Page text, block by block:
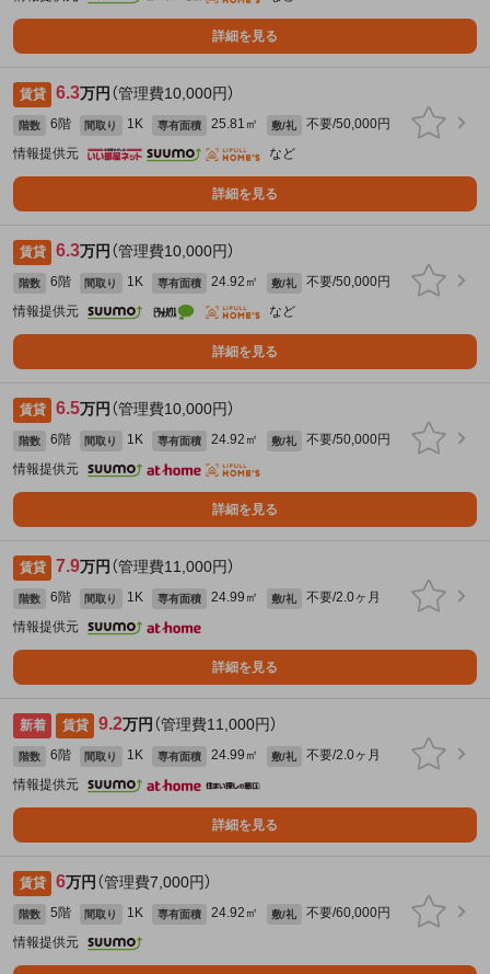
詳細を見る
賃貸 6.3万円 （管理費10,000円）
階数 6階 間取り 1K 専有面積 25.81㎡ 敷/礼
不要/50,000円
情報提供元
など
詳細を見る
賃貸 6.3万円 （管理費10,000円）
階数 6階 間取り 1K 専有面積 24.92㎡ 敷/礼
不要/50,000円
情報提供元
など
詳細を見る
賃貸 6.5万円 （管理費10,000円）
階数 6階 間取り 1K 専有面積 24.92㎡ 敷/礼
不要/50,000円
情報提供元
詳細を見る
賃貸 7.9万円 （管理費11,000円）
階数 6階 間取り 1K 専有面積 24.99㎡ 敷/礼
不要/2.0ヶ月
情報提供元
詳細を見る
新着 賃貸 9.2万円 （管理費11,000円）
階数 6階 間取り 1K 専有面積 24.99㎡ 敷/礼
不要/2.0ヶ月
情報提供元
詳細を見る
賃貸 6万円 （管理費7,000円）
階数 5階 間取り 1K 専有面積 24.92㎡ 敷/礼
不要/60,000円
情報提供元